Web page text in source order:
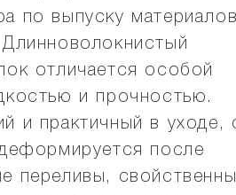
по выпуску
отличается особой
и прочностью.
и практичный в уходе,
после
переливы,